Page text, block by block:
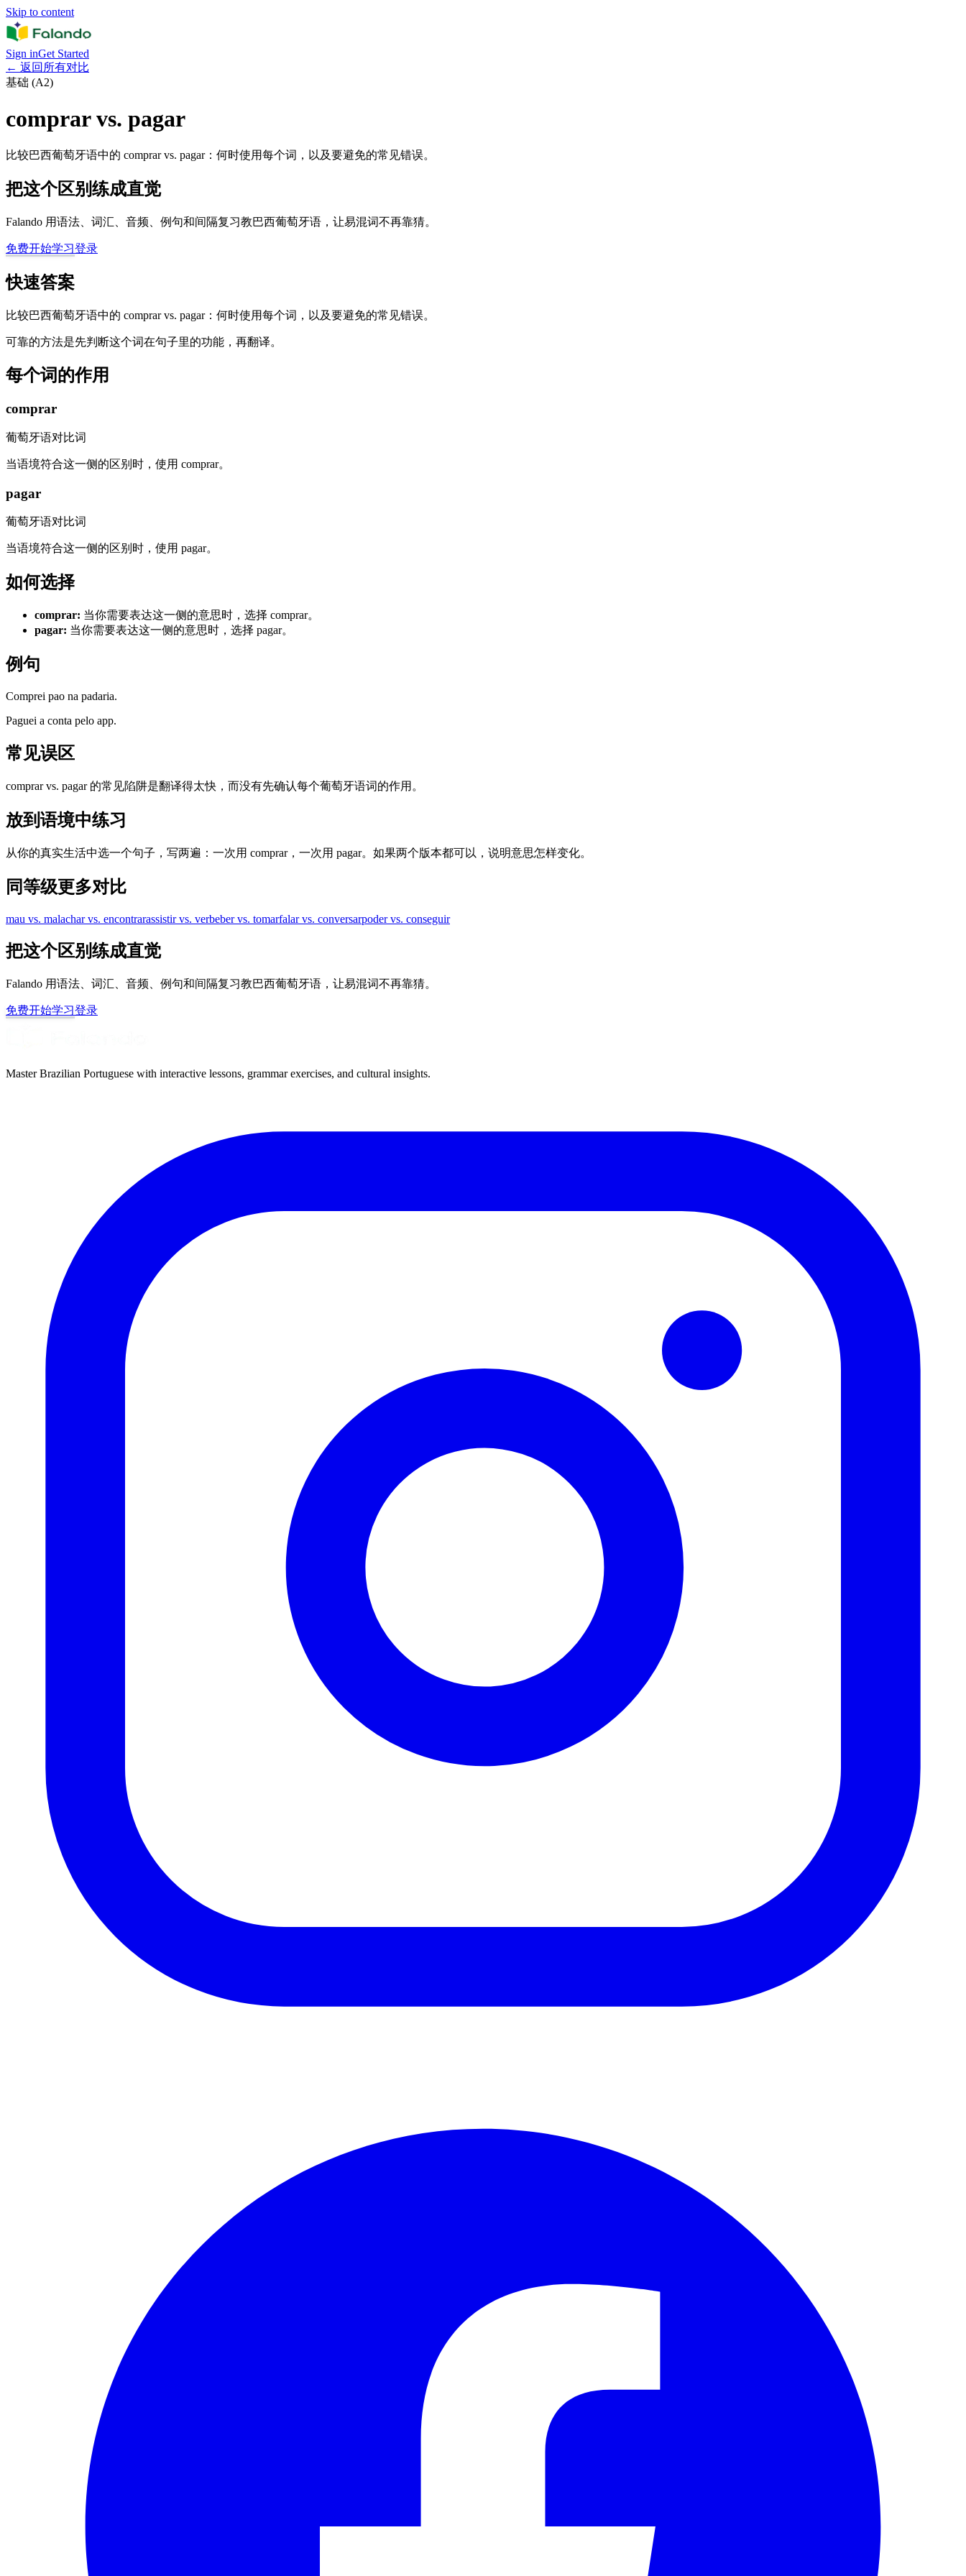
Skip to content
Sign inGet Started
← 返回所有对比
基础 (A2)
comprar vs. pagar
比较巴西葡萄牙语中的 comprar vs. pagar：何时使用每个词，以及要避免的常见错误。
把这个区别练成直觉
Falando 用语法、词汇、音频、例句和间隔复习教巴西葡萄牙语，让易混词不再靠猜。
免费开始学习登录
快速答案
比较巴西葡萄牙语中的 comprar vs. pagar：何时使用每个词，以及要避免的常见错误。
可靠的方法是先判断这个词在句子里的功能，再翻译。
每个词的作用
comprar
葡萄牙语对比词
当语境符合这一侧的区别时，使用 comprar。
pagar
葡萄牙语对比词
当语境符合这一侧的区别时，使用 pagar。
如何选择
comprar: 当你需要表达这一侧的意思时，选择 comprar。
pagar: 当你需要表达这一侧的意思时，选择 pagar。
例句
Comprei pao na padaria.
Paguei a conta pelo app.
常见误区
comprar vs. pagar 的常见陷阱是翻译得太快，而没有先确认每个葡萄牙语词的作用。
放到语境中练习
从你的真实生活中选一个句子，写两遍：一次用 comprar，一次用 pagar。如果两个版本都可以，说明意思怎样变化。
同等级更多对比
mau vs. malachar vs. encontrarassistir vs. verbeber vs. tomarfalar vs. conversarpoder vs. conseguir
把这个区别练成直觉
Falando 用语法、词汇、音频、例句和间隔复习教巴西葡萄牙语，让易混词不再靠猜。
免费开始学习登录
Master Brazilian Portuguese with interactive lessons, grammar exercises, and cultural insights.